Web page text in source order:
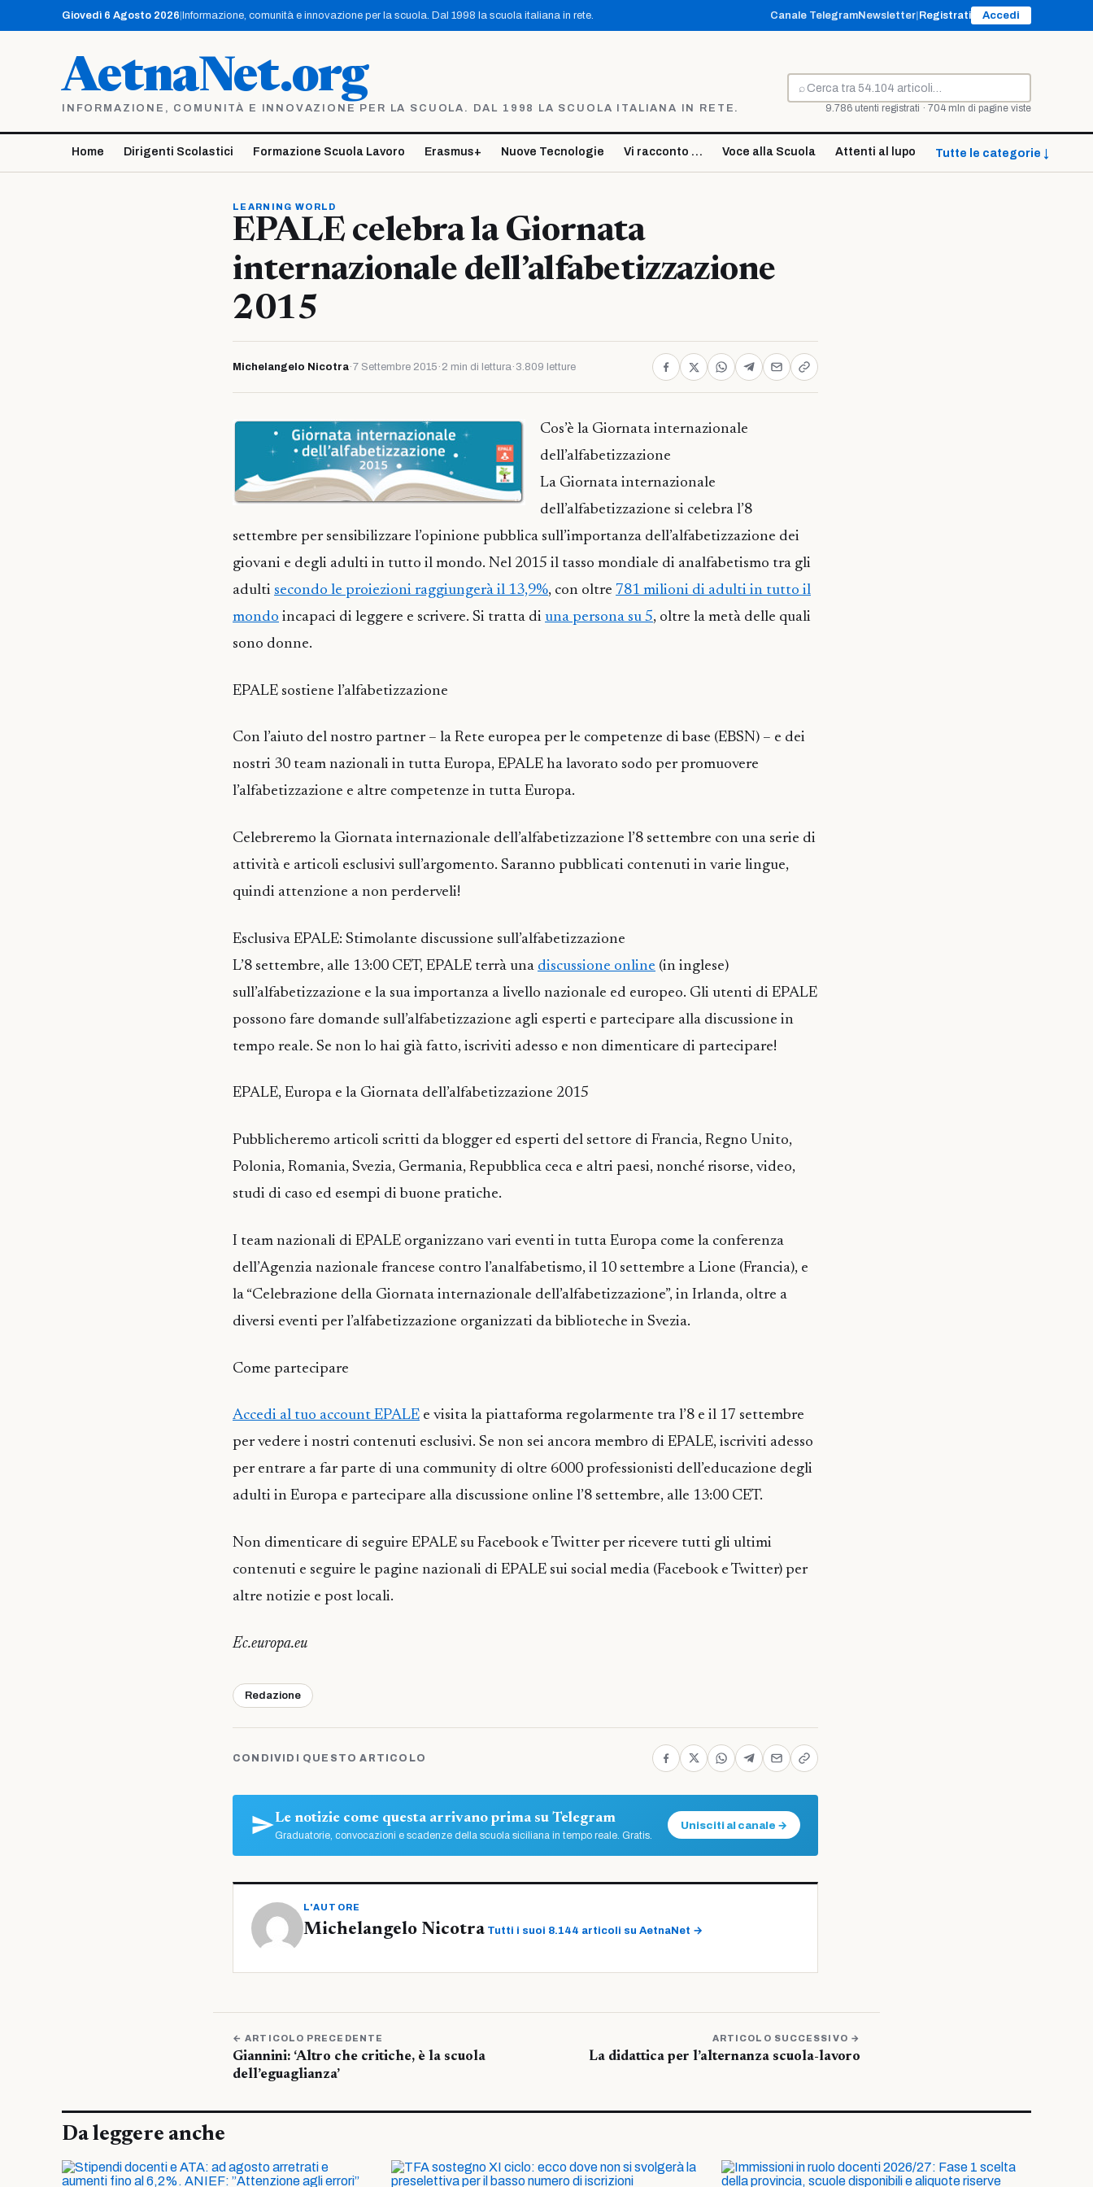
contenuto
Giovedì 6 Agosto 2026 Informazione, comunità e innovazione per la scuola. Dal 1998 la scuola italiana in rete. Canale TelegramNewsletter Registrati Accedi
AetnaNet.org
INFORMAZIONE, COMUNITÀ E INNOVAZIONE PER LA SCUOLA. DAL 1998 LA SCUOLA ITALIANA IN RETE.
⌕
Cerca
9.786 utenti registrati · 704 mln di pagine viste
Home Dirigenti Scolastici Formazione Scuola Lavoro Erasmus+ Nuove Tecnologie Vi racconto … Voce alla Scuola Attenti al lupo Tutte le categorie ↓
LEARNING WORLD
EPALE celebra la Giornata
internazionale dell’alfabetizzazione
2015
Michelangelo Nicotra·7 Settembre 2015 · 2 min di lettura· 3.809 letture
Cos’è la Giornata internazionale
dell’alfabetizzazione
La Giornata internazionale
dell’alfabetizzazione si celebra l’8
settembre per sensibilizzare l’opinione pubblica sull’importanza dell’alfabetizzazione dei
giovani e degli adulti in tutto il mondo. Nel 2015 il tasso mondiale di analfabetismo tra gli
adulti secondo le proiezioni raggiungerà il 13,9%, con oltre 781 milioni di adulti in tutto il
mondo incapaci di leggere e scrivere. Si tratta di una persona su 5, oltre la metà delle quali
sono donne.
EPALE sostiene l’alfabetizzazione
Con l’aiuto del nostro partner – la Rete europea per le competenze di base (EBSN) – e dei
nostri 30 team nazionali in tutta Europa, EPALE ha lavorato sodo per promuovere
l’alfabetizzazione e altre competenze in tutta Europa.
Celebreremo la Giornata internazionale dell’alfabetizzazione l’8 settembre con una serie di
attività e articoli esclusivi sull’argomento. Saranno pubblicati contenuti in varie lingue,
quindi attenzione a non perderveli!
Esclusiva EPALE: Stimolante discussione sull’alfabetizzazione
L’8 settembre, alle 13:00 CET, EPALE terrà una discussione online (in inglese)
sull’alfabetizzazione e la sua importanza a livello nazionale ed europeo. Gli utenti di EPALE
possono fare domande sull’alfabetizzazione agli esperti e partecipare alla discussione in
tempo reale. Se non lo hai già fatto, iscriviti adesso e non dimenticare di partecipare!
EPALE, Europa e la Giornata dell’alfabetizzazione 2015
Pubblicheremo articoli scritti da blogger ed esperti del settore di Francia, Regno Unito,
Polonia, Romania, Svezia, Germania, Repubblica ceca e altri paesi, nonché risorse, video,
studi di caso ed esempi di buone pratiche.
I team nazionali di EPALE organizzano vari eventi in tutta Europa come la conferenza
dell’Agenzia nazionale francese contro l’analfabetismo, il 10 settembre a Lione (Francia), e
la “Celebrazione della Giornata internazionale dell’alfabetizzazione”, in Irlanda, oltre a
diversi eventi per l’alfabetizzazione organizzati da biblioteche in Svezia.
Come partecipare
Accedi al tuo account EPALE e visita la piattaforma regolarmente tra l’8 e il 17 settembre
per vedere i nostri contenuti esclusivi. Se non sei ancora membro di EPALE, iscriviti adesso
per entrare a far parte di una community di oltre 6000 professionisti dell’educazione degli
adulti in Europa e partecipare alla discussione online l’8 settembre, alle 13:00 CET.
Non dimenticare di seguire EPALE su Facebook e Twitter per ricevere tutti gli ultimi
contenuti e seguire le pagine nazionali di EPALE sui social media (Facebook e Twitter) per
altre notizie e post locali.
Ec.europa.eu
Redazione
CONDIVIDI QUESTO ARTICOLO
Le notizie come questa arrivano prima su Telegram
Graduatorie, convocazioni e scadenze della scuola siciliana in tempo reale. Gratis.
Unisciti al canale →
L'AUTORE
Michelangelo Nicotra Tutti i suoi 8.144 articoli su AetnaNet →
← ARTICOLO PRECEDENTE
Giannini: ‘Altro che critiche, è la scuola
dell’eguaglianza’
ARTICOLO SUCCESSIVO →
La didattica per l’alternanza scuola-lavoro
Da leggere anche